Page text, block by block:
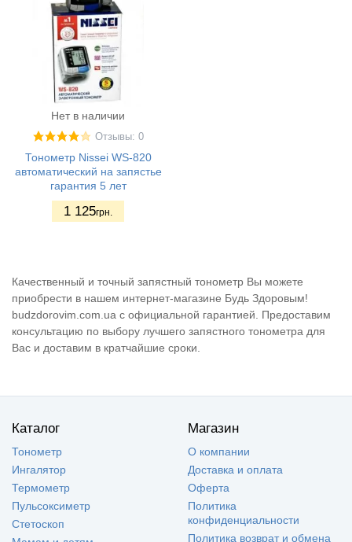
Нет в наличии
Отзывы: 0
Тонометр Nissei WS-820
автоматический на запястье
гарантия 5 лет
1 125грн.
Качественный и точный запястный тонометр Вы можете
приобрести в нашем интернет-магазине Будь Здоровым!
budzdorovim.com.ua с официальной гарантией. Предоставим
консультацию по выбору лучшего запястного тонометра для
Вас и доставим в кратчайшие сроки.
Каталог
Тонометр
Ингалятор
Термометр
Пульсоксиметр
Стетоскоп
Магазин
О компании
Доставка и оплата
Оферта
Политика
конфиденциальности
Политика возврат и обмена